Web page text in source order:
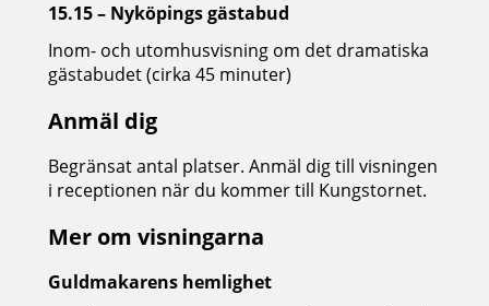
15.15 – Nyköpings gästabud
Inom- och utomhusvisning om det dramatiska
gästabudet (cirka 45 minuter)
Anmäl dig
Begränsat antal platser. Anmäl dig till visningen
i receptionen när du kommer till Kungstornet.
Mer om visningarna
Guldmakarens hemlighet